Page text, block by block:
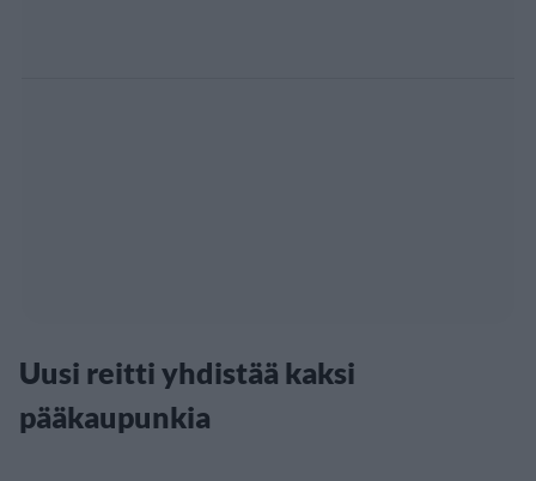
Uusi reitti yhdistää kaksi
pääkaupunkia